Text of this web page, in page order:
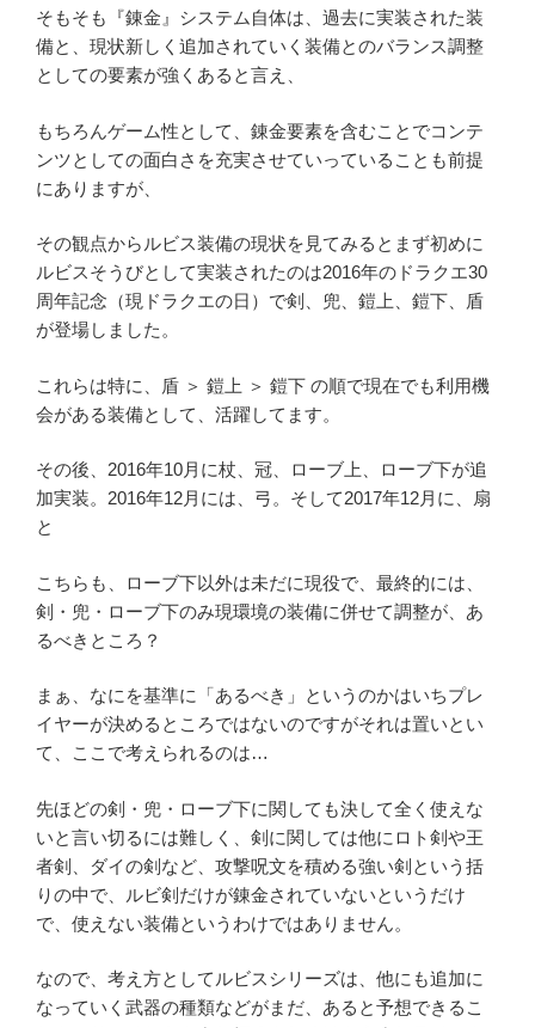
そもそも『錬金』システム自体は、過去に実装された装
備と、現状新しく追加されていく装備とのバランス調整
としての要素が強くあると言え、
もちろんゲーム性として、錬金要素を含むことでコンテ
ンツとしての面白さを充実させていっていることも前提
にありますが、
その観点からルビス装備の現状を見てみるとまず初めに
ルビスそうびとして実装されたのは2016年のドラクエ30
周年記念（現ドラクエの日）で剣、兜、鎧上、鎧下、盾
が登場しました。
これらは特に、盾 ＞ 鎧上 ＞ 鎧下 の順で現在でも利用機
会がある装備として、活躍してます。
その後、2016年10月に杖、冠、ローブ上、ローブ下が追
加実装。2016年12月には、弓。そして2017年12月に、扇
と
こちらも、ローブ下以外は未だに現役で、最終的には、
剣・兜・ローブ下のみ現環境の装備に併せて調整が、あ
るべきところ？
まぁ、なにを基準に「あるべき」というのかはいちプレ
イヤーが決めるところではないのですがそれは置いとい
て、ここで考えられるのは…
先ほどの剣・兜・ローブ下に関しても決して全く使えな
いと言い切るには難しく、剣に関しては他にロト剣や王
者剣、ダイの剣など、攻撃呪文を積める強い剣という括
りの中で、ルビ剣だけが錬金されていないというだけ
で、使えない装備というわけではありません。
なので、考え方としてルビスシリーズは、他にも追加に
なっていく武器の種類などがまだ、あると予想できるこ